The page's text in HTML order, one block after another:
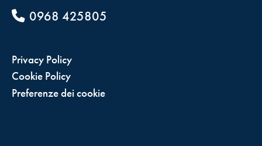
0968 425805
Privacy Policy
Cookie Policy
Preferenze dei cookie